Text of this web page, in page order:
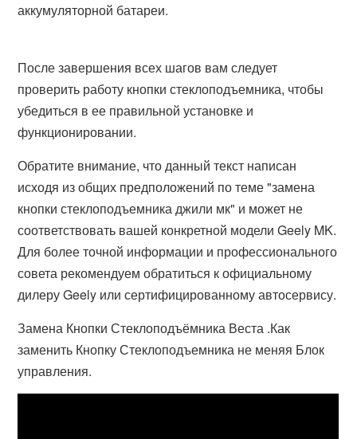
аккумуляторной батареи.
После завершения всех шагов вам следует
проверить работу кнопки стеклоподъемника, чтобы
убедиться в ее правильной установке и
функционировании.
Обратите внимание, что данный текст написан
исходя из общих предположений по теме "замена
кнопки стеклоподъемника джили мк" и может не
соответствовать вашей конкретной модели Geely MK.
Для более точной информации и профессионального
совета рекомендуем обратиться к официальному
дилеру Geely или сертифицированному автосервису.
Замена Кнопки Стеклоподъёмника Веста .Как
заменить Кнопку Стеклоподъемника не меняя Блок
управления.